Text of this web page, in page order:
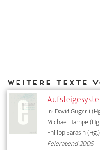
In: David Gugerli
Michael Hampe
Philipp Sarasin
Feierabend 2005